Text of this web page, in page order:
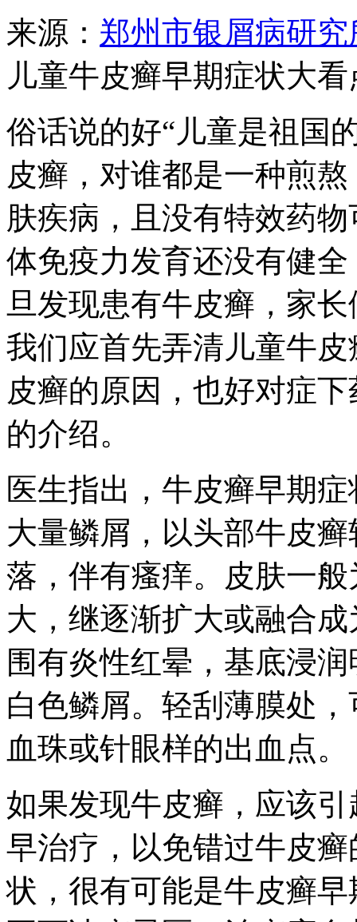
来源： 郑州市银屑病研究
儿童牛皮癣早期症状大看
俗话说的好“儿童是祖国
皮癣，对谁都是一种煎
肤疾病，且没有特效药
体免疫力发育还没有健
旦发现患有牛皮癣，家
我们应首先弄清儿童牛
皮癣的原因，也好对症
的介绍。
医生指出，牛皮癣早期
大量鳞屑，以头部牛皮
落，伴有瘙痒。皮肤一
大，继逐渐扩大或融合
围有炎性红晕，基底浸
白色鳞屑。轻刮薄膜处
血珠或针眼样的出血点。
如果发现牛皮癣，应该
早治疗，以免错过牛皮
状，很有可能是牛皮癣